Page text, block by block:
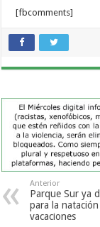
[fbcomments]
Anterior
Parque Sur ya
para la
vacaciones